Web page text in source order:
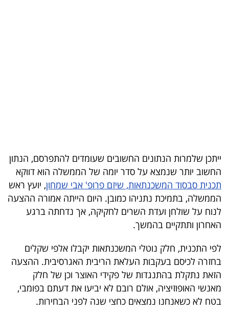
הכלכלי
פודקאסט
40
UNDER
40
שיתופי
פעולה
ייתכן שלמרות הנתונים החשובים שעומדים להתפרסם, הנתון
החשוב יותר שנמצא על סדר יומה של הממשלה הוא דווקא
תכנית סבסוד המשכנתאות, שיזם פרופ' אבי שמחון, יועץ ראש
הממשלה, בתמיכת נתניהו כמובן. היום הייתה אמורה ההצעה
לנוח על שולחן ועדת השרים לחקיקה, אך נדחתה ברגע
האחרון ותתקיים בהמשך.
לפי התכנית, חלק נוטלי המשכנתאות יקבלו אלפי שקלים
בחזרה לכיסם בעקבות העלאת הריבית האגרסיבית. ההצעה
הזאת נתקלת בהתנגדות של פקידי האוצר וכן של חלק
מאנשי האופוזיציה, אולם רובם לא יביעו את דעתם בפומבי,
בטח לא כשאנחנו נמצאים כחצי שנה לפני הבחירות.